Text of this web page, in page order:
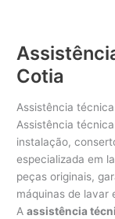
Cotia
Assistência
Assistência
instalação,
especializada em
peças originais,
máquinas de lavar
Aassistência